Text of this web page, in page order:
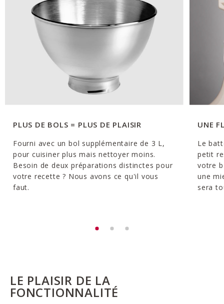
PLUS DE BOLS = PLUS DE PLAISIR
Fourni avec un bol supplémentaire de 3 L,
pour cuisiner plus mais nettoyer moins.
Besoin de deux préparations distinctes pour
votre recette ? Nous avons ce qu'il vous
faut.
UNE
Le
petit
votre
une
sera
LE PLAISIR DE LA
FONCTIONNALITÉ